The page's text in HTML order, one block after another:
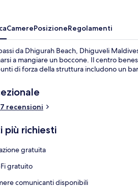
CamerePosizioneRegolamenti
da Dhigurah Beach, Dhiguveli
a mangiare un boccone. Il centro
di forza della struttura includono un
recensioni
più richiesti
gratuita
gratuito
comunicanti disponibili